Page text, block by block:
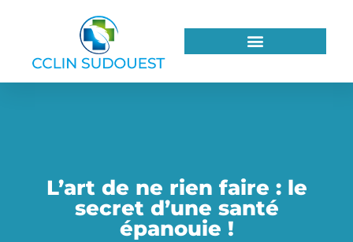
L’art de ne rien faire : le
secret d’une santé
épanouie !